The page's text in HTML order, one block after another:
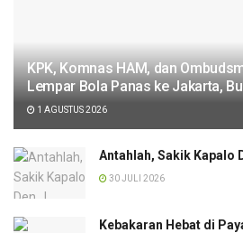
KPK, Komnas HAM, dan
Lempar Bola Panas ke Jakarta,
1 AGUSTUS 2026
Antahlah, Sakik Kapalo
30 JULI 2026
Kebakaran Hebat di